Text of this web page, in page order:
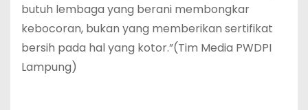
butuh lembaga yang berani membongkar
kebocoran, bukan yang memberikan sertifikat
bersih pada hal yang kotor.”(Tim Media PWDPI
Lampung)